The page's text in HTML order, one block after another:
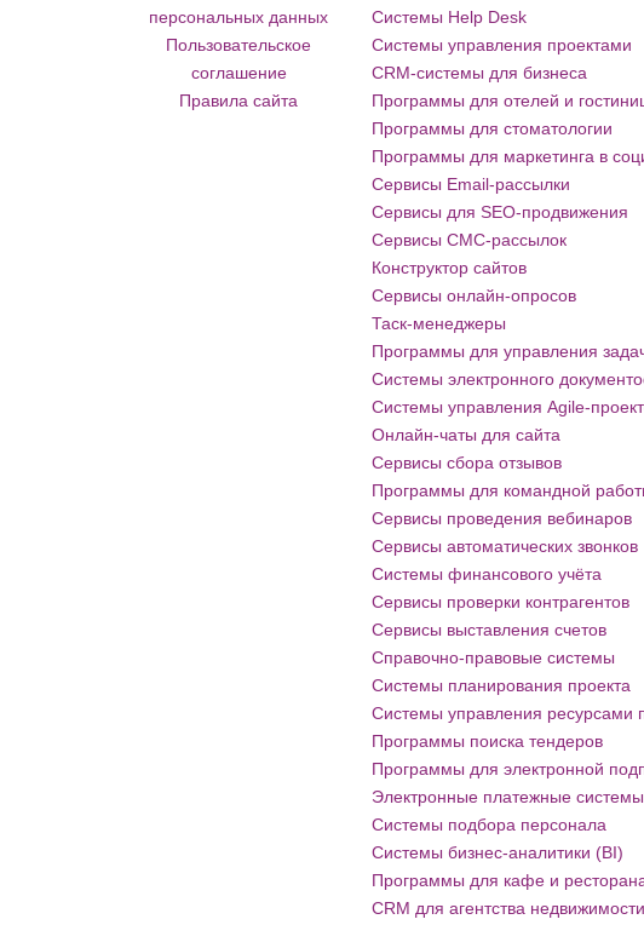
персональных данных
Пользовательское
соглашение
Правила сайта
Системы Help Desk
Системы управления проектами
CRM-системы для бизнеса
Программы для отелей и
Программы для стоматологии
Программы для маркетинга в
Сервисы Email-рассылки
Сервисы для SEO-продвижения
Сервисы СМС-рассылок
Конструктор сайтов
Сервисы онлайн-опросов
Таск-менеджеры
Программы для управления
Системы электронного
Системы управления Agile-
Онлайн-чаты для сайта
Сервисы сбора отзывов
Программы для командной
Сервисы проведения вебинаров
Сервисы автоматических звонков
Системы финансового учёта
Сервисы проверки контрагентов
Сервисы выставления счетов
Справочно-правовые системы
Системы планирования проекта
Системы управления ресурсами
Программы поиска тендеров
Программы для электронной
Электронные платежные системы
Системы подбора персонала
Системы бизнес-аналитики (BI)
Программы для кафе и
CRM для агентства недвижимости